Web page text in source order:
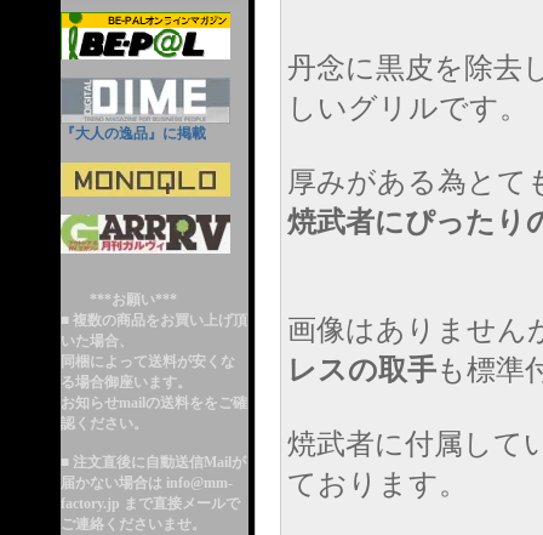
『大人の逸品』に掲載
***お願い***
■ 複数の商品をお買い上げ頂
いた場合、
同梱によって送料が安くな
る場合御座います。
お知らせmailの送料ををご確
認ください。
■ 注文直後に自動送信Mailが
届かない場合は info@mm-
factory.jp まで直接メールで
ご連絡くださいませ。
丹念に黒皮を除去
しいグリルです。
厚みがある為とて
焼武者にぴったり
画像はありません
レスの取手も標準
焼武者に付属して
ております。